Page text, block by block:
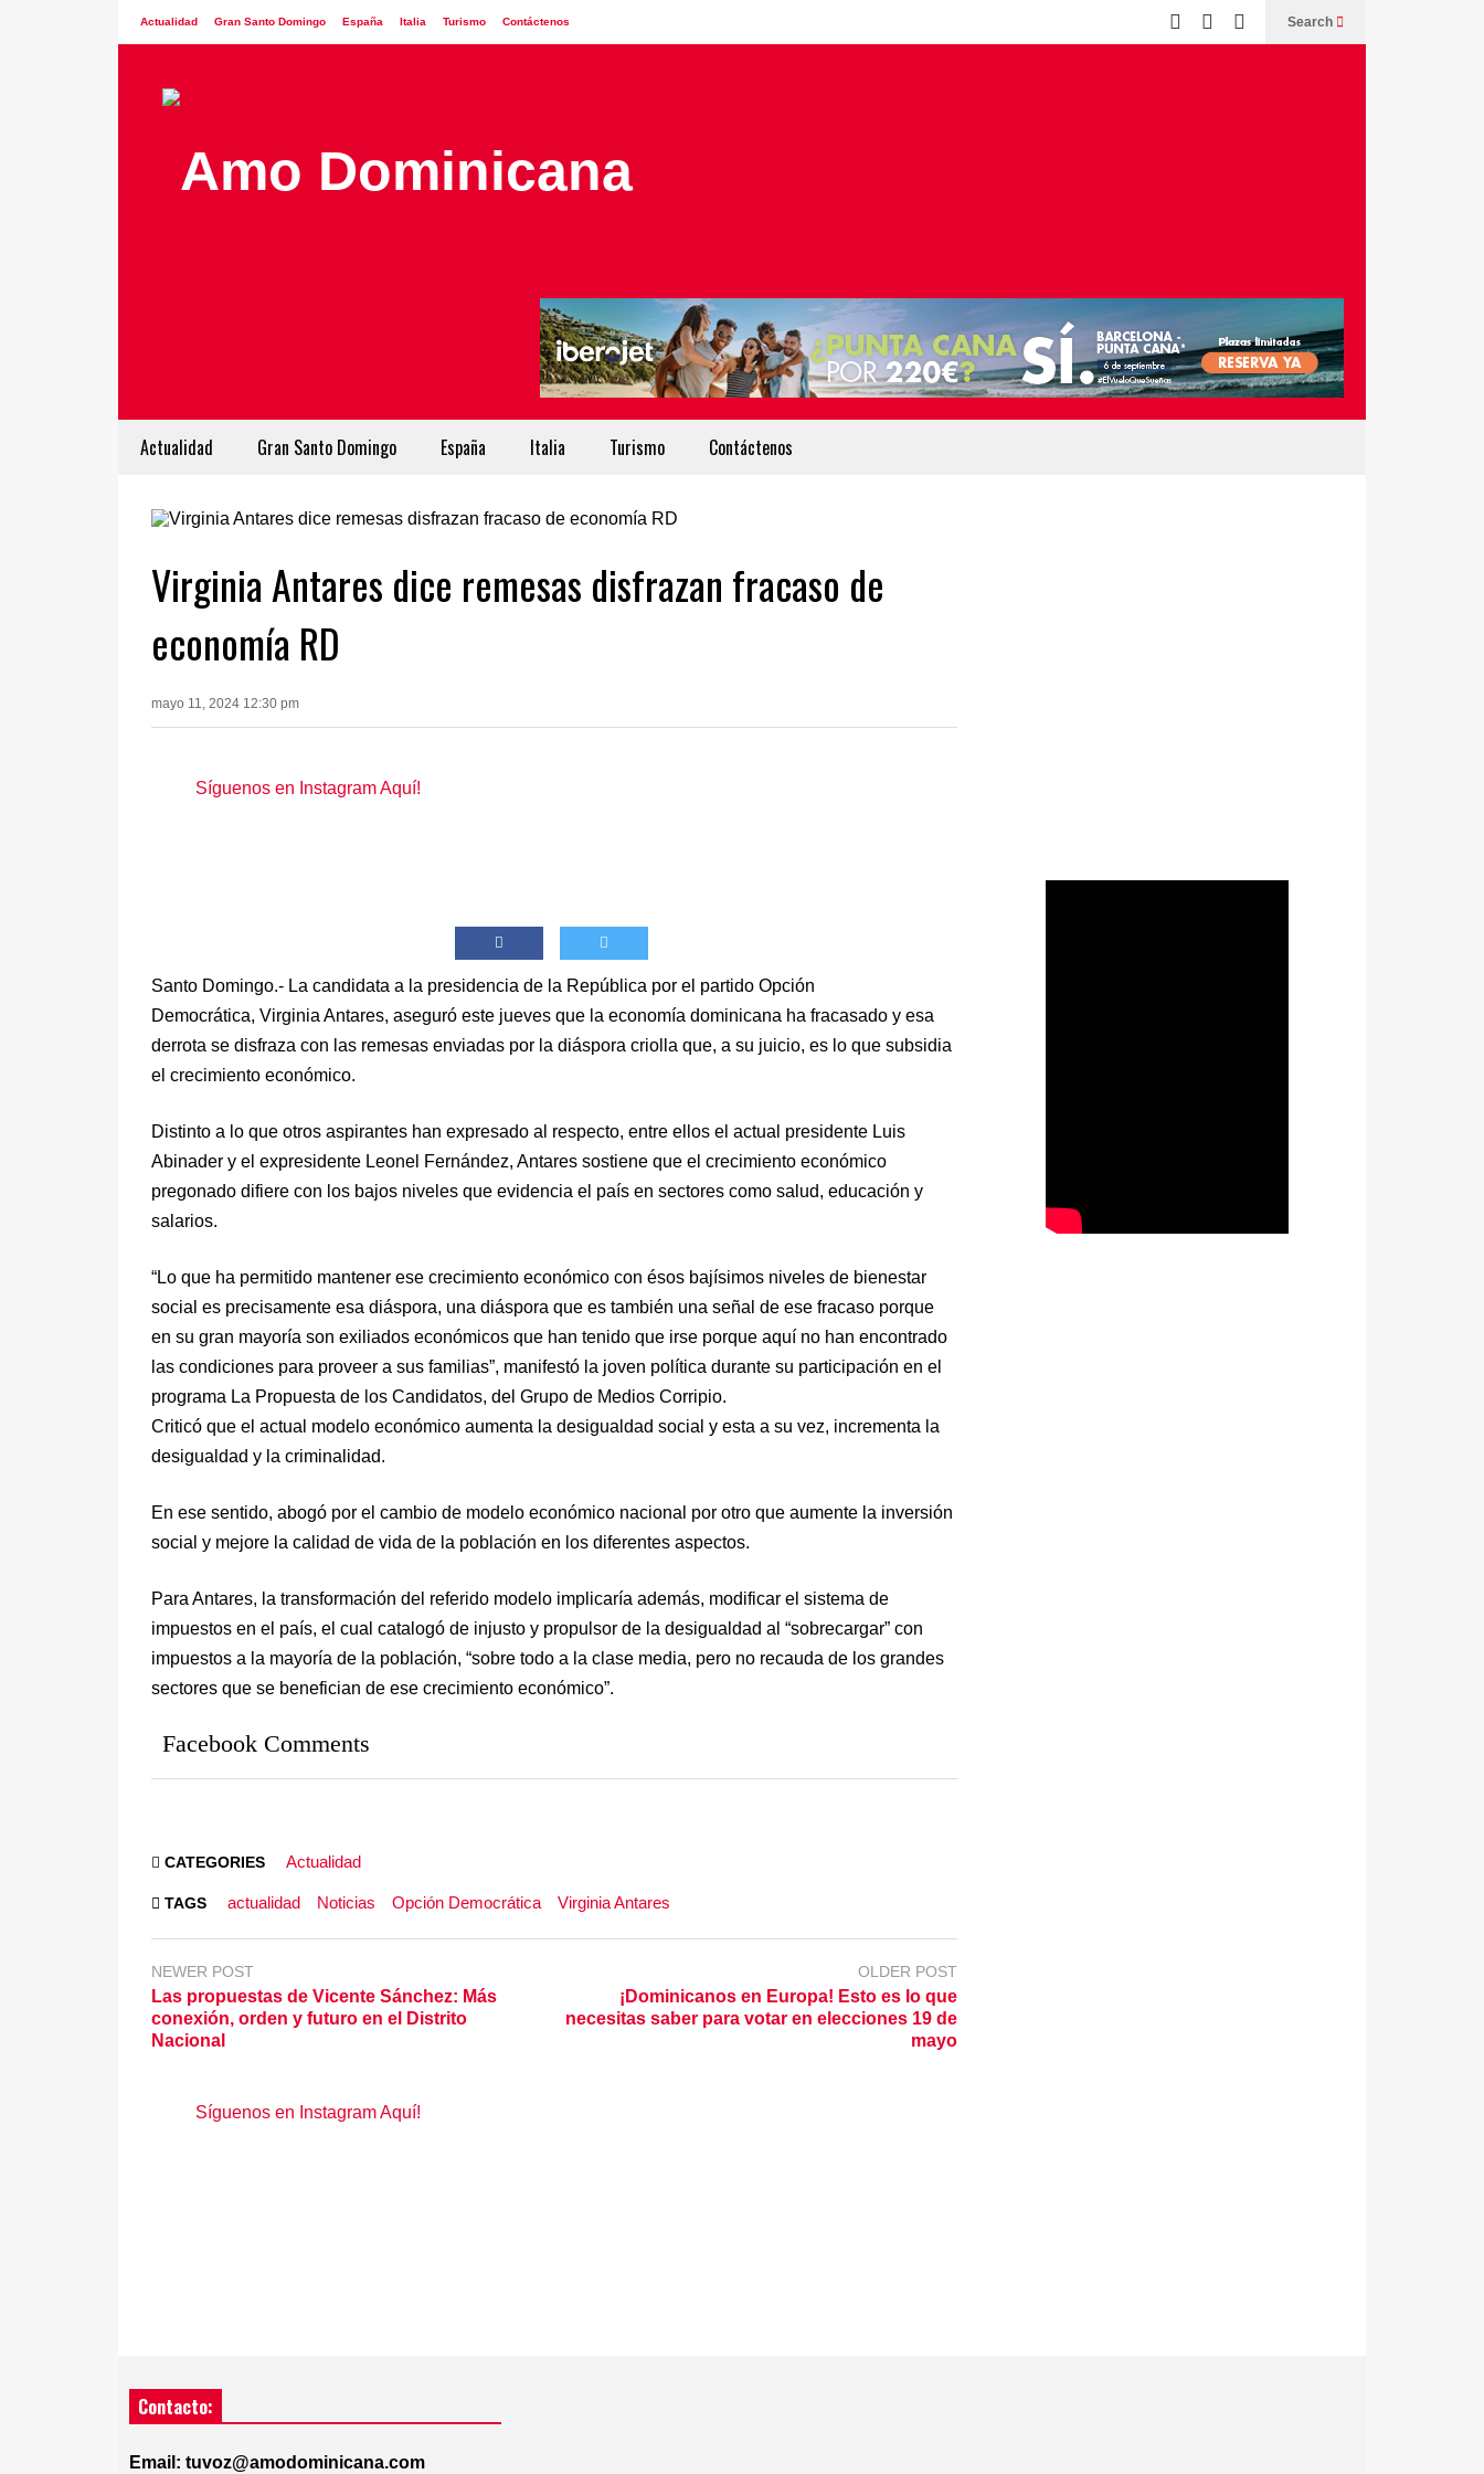
Actualidad Gran Santo Domingo España Italia Turismo Contáctenos Search
Actualidad Gran Santo Domingo España Italia Turismo Contáctenos
Virginia Antares dice remesas disfrazan fracaso de
economía RD
mayo 11, 2024 12:30 pm
Síguenos en Instagram Aquí!
Santo Domingo.- La candidata a la presidencia de la República por el partido Opción
Democrática, Virginia Antares, aseguró este jueves que la economía dominicana ha fracasado y esa
derrota se disfraza con las remesas enviadas por la diáspora criolla que, a su juicio, es lo que subsidia
el crecimiento económico.
Distinto a lo que otros aspirantes han expresado al respecto, entre ellos el actual presidente Luis
Abinader y el expresidente Leonel Fernández, Antares sostiene que el crecimiento económico
pregonado difiere con los bajos niveles que evidencia el país en sectores como salud, educación y
salarios.
“Lo que ha permitido mantener ese crecimiento económico con ésos bajísimos niveles de bienestar
social es precisamente esa diáspora, una diáspora que es también una señal de ese fracaso porque
en su gran mayoría son exiliados económicos que han tenido que irse porque aquí no han encontrado
las condiciones para proveer a sus familias”, manifestó la joven política durante su participación en el
programa La Propuesta de los Candidatos, del Grupo de Medios Corripio.
Criticó que el actual modelo económico aumenta la desigualdad social y esta a su vez, incrementa la
desigualdad y la criminalidad.
En ese sentido, abogó por el cambio de modelo económico nacional por otro que aumente la inversión
social y mejore la calidad de vida de la población en los diferentes aspectos.
Para Antares, la transformación del referido modelo implicaría además, modificar el sistema de
impuestos en el país, el cual catalogó de injusto y propulsor de la desigualdad al “sobrecargar” con
impuestos a la mayoría de la población, “sobre todo a la clase media, pero no recauda de los grandes
sectores que se benefician de ese crecimiento económico”.
Facebook Comments
CATEGORIES Actualidad
TAGS actualidad Noticias Opción Democrática Virginia Antares
NEWER POST
Las propuestas de Vicente Sánchez: Más
conexión, orden y futuro en el Distrito
Nacional
OLDER POST
¡Dominicanos en Europa! Esto es lo que
necesitas saber para votar en elecciones 19 de
mayo
Síguenos en Instagram Aquí!
Contacto:
Email: tuvoz@amodominicana.com